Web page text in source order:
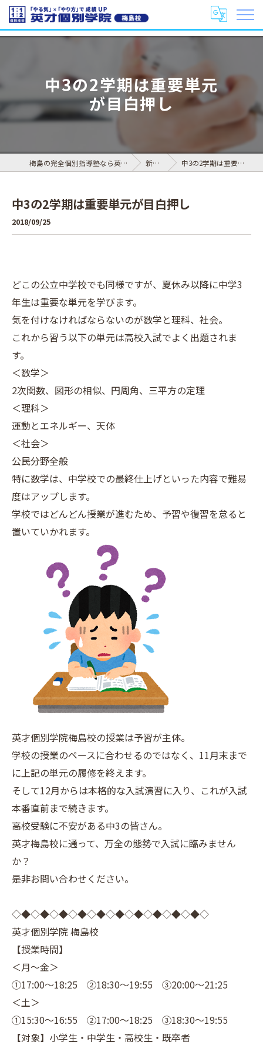
中3の2学期は重要単元
が目白押し
梅島の完全個別指導塾なら英才個別学院 梅島校 新着情報 中3の2学期は重要単元が目白押し
中3の2学期は重要単元が目白押し
2018/09/25
どこの公立中学校でも同様ですが、夏休み以降に中学3
年生は重要な単元を学びます。
気を付けなければならないのが数学と理科、社会。
これから習う以下の単元は高校入試でよく出題されま
す。
＜数学＞
2次関数、図形の相似、円周角、三平方の定理
＜理科＞
運動とエネルギー、天体
＜社会＞
公民分野全般
特に数学は、中学校での最終仕上げといった内容で難易
度はアップします。
学校ではどんどん授業が進むため、予習や復習を怠ると
置いていかれます。
英才個別学院梅島校の授業は予習が主体。
学校の授業のペースに合わせるのではなく、11月末まで
に上記の単元の履修を終えます。
そして12月からは本格的な入試演習に入り、これが入試
本番直前まで続きます。
高校受験に不安がある中3の皆さん。
英才梅島校に通って、万全の態勢で入試に臨みません
か？
是非お問い合わせください。
◇◆◇◆◇◆◇◆◇◆◇◆◇◆◇◆◇◆◇◆◇
英才個別学院 梅島校
【授業時間】
＜月～金＞
①17:00～18:25 ②18:30～19:55 ③20:00～21:25
＜土＞
①15:30～16:55 ②17:00～18:25 ③18:30～19:55
【対象】小学生・中学生・高校生・既卒者